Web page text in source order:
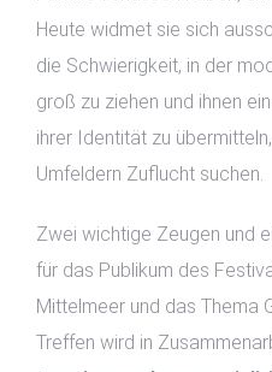
Heute widmet sie sich
die Schwierigkeit, in der
groß zu ziehen und ihnen
ihrer Identität zu
Umfeldern Zuflucht suchen.
Zwei wichtige Zeugen und
für das Publikum des
Mittelmeer und das Thema
Treffen wird in